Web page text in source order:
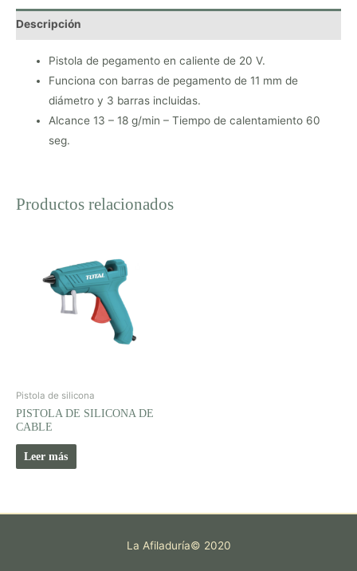
Descripción
Pistola de pegamento en caliente de 20 V.
Funciona con barras de pegamento de 11 mm de
diámetro y 3 barras incluidas.
Alcance 13 – 18 g/min – Tiempo de calentamiento 60
seg.
Productos relacionados
Pistola de silicona
PISTOLA DE SILICONA DE
CABLE
Leer más
La Afiladuría© 2020